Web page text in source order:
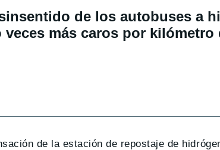
de los autobuses a
veces más caros por kilómetro
de la estación de repostaje de